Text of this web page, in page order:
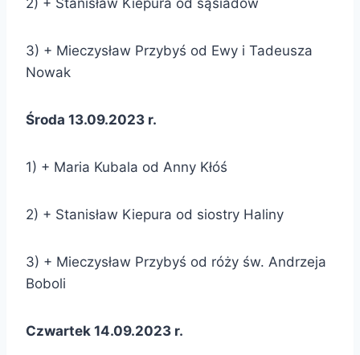
2) + Stanisław Kiepura od sąsiadów
3) + Mieczysław Przybyś od Ewy i Tadeusza
Nowak
Środa 13.09.2023 r.
1) + Maria Kubala od Anny Kłóś
2) + Stanisław Kiepura od siostry Haliny
3) + Mieczysław Przybyś od róży św. Andrzeja
Boboli
Czwartek 14.09.2023 r.